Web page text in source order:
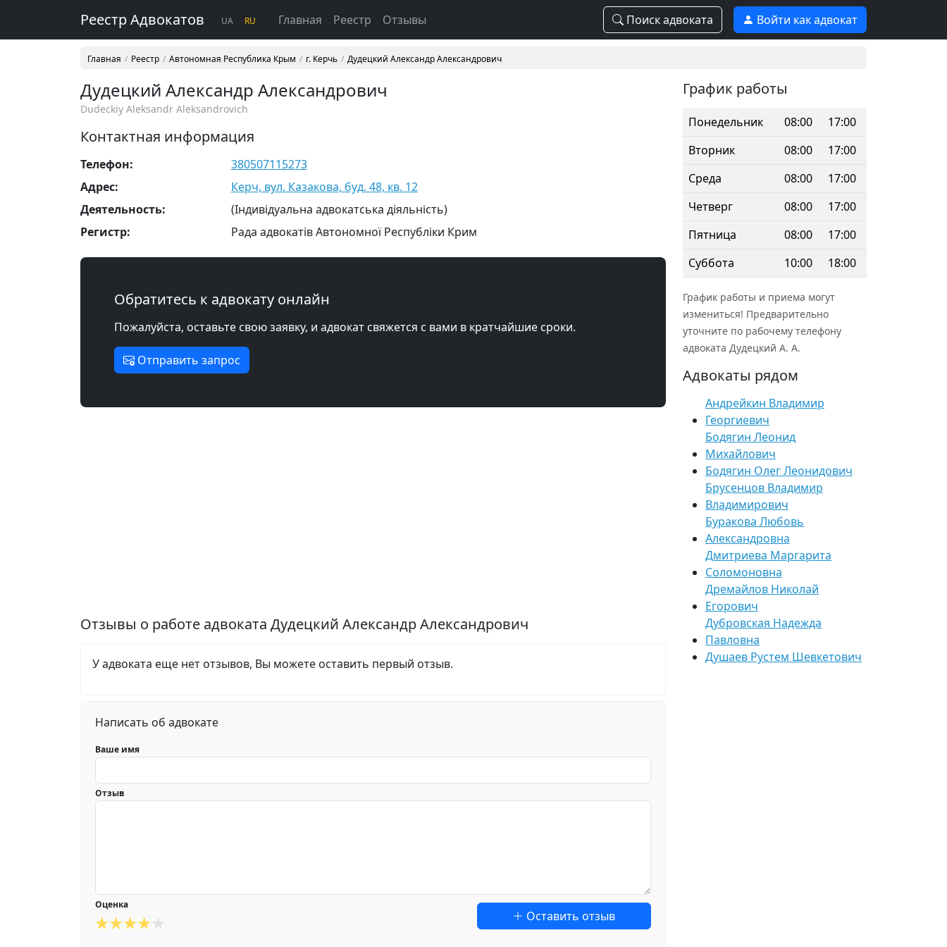
Реестр Адвокатов UA RU Главная Реестр Отзывы Поиск адвоката Войти как адвокат
Главная Реестр Автономная Республика Крым г. Керчь Дудецкий Александр Александрович
Дудецкий Александр Александрович
Dudeckiy Aleksandr Aleksandrovich
Контактная информация
Телефон:
380507115273
Адрес:
Керч, вул. Казакова, буд. 48, кв. 12
Деятельность:
(Індивідуальна адвокатська діяльність)
Регистр:
Рада адвокатів Автономної Республіки Крим
Обратитесь к адвокату онлайн
Пожалуйста, оставьте свою заявку, и адвокат свяжется с вами в кратчайшие сроки.
Отправить запрос
Отзывы о работе адвоката Дудецкий Александр Александрович
У адвоката еще нет отзывов, Вы можете оставить первый отзыв.
Написать об адвокате
Ваше имя
Отзыв
Оценка
Оставить отзыв
График работы
Понедельник 08:00
17:00
Вторник
08:00
17:00
Среда
08:00
17:00
Четверг
08:00
17:00
Пятница
08:00
17:00
Суббота
10:00 18:00
График работы и приема могут
измениться! Предварительно
уточните по рабочему телефону
адвоката Дудецкий А. А.
Адвокаты рядом
Андрейкин Владимир
Георгиевич
Бодягин Леонид
Михайлович
Бодягин Олег Леонидович
Брусенцов Владимир
Владимирович
Буракова Любовь
Александровна
Дмитриева Маргарита
Соломоновна
Дремайлов Николай
Егорович
Дубровская Надежда
Павловна
Душаев Рустем Шевкетович